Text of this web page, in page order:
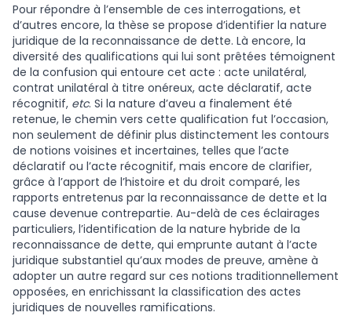
Pour répondre à l’ensemble de ces interrogations, et
d’autres encore, la thèse se propose d’identifier la nature
juridique de la reconnaissance de dette. Là encore, la
diversité des qualifications qui lui sont prêtées témoignent
de la confusion qui entoure cet acte : acte unilatéral,
contrat unilatéral à titre onéreux, acte déclaratif, acte
récognitif, etc. Si la nature d’aveu a finalement été
retenue, le chemin vers cette qualification fut l’occasion,
non seulement de définir plus distinctement les contours
de notions voisines et incertaines, telles que l’acte
déclaratif ou l’acte récognitif, mais encore de clarifier,
grâce à l’apport de l’histoire et du droit comparé, les
rapports entretenus par la reconnaissance de dette et la
cause devenue contrepartie. Au-delà de ces éclairages
particuliers, l’identification de la nature hybride de la
reconnaissance de dette, qui emprunte autant à l’acte
juridique substantiel qu’aux modes de preuve, amène à
adopter un autre regard sur ces notions traditionnellement
opposées, en enrichissant la classification des actes
juridiques de nouvelles ramifications.